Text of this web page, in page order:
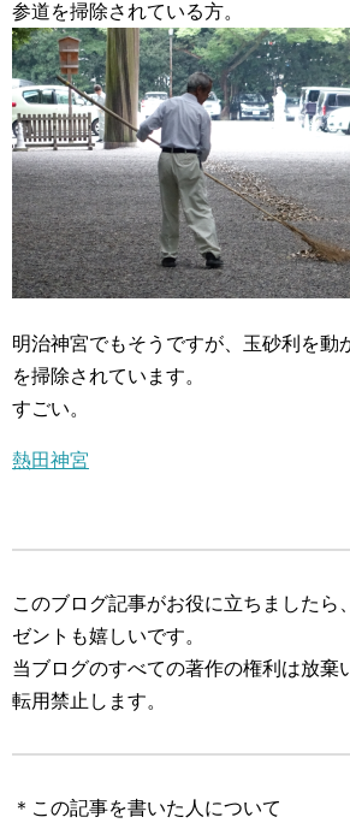
参道を掃除されている方。
明治神宮でもそうですが、玉砂利を動
を掃除されています。
すごい。
熱田神宮
このブログ記事がお役に立ちましたら、
ゼントも嬉しいです。
当ブログのすべての著作の権利は放棄
転用禁止します。
＊この記事を書いた人について